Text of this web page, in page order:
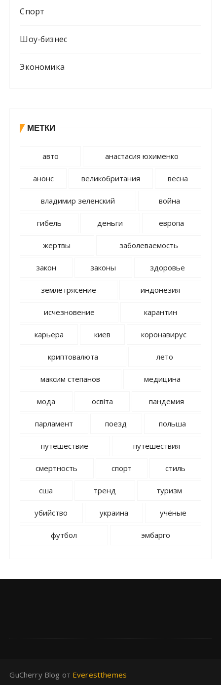
Спорт
Шоу-бизнес
Экономика
МЕТКИ
авто анастасия юхименко
анонс великобритания весна
владимир зеленский война
гибель деньги европа
жертвы заболеваемость
закон законы здоровье
землетрясение индонезия
исчезновение карантин
карьера киев коронавирус
криптовалюта лето
максим степанов медицина
мода освіта пандемия
парламент поезд польша
путешествие путешествия
смертность спорт стиль
сша тренд туризм
убийство украина учёные
футбол эмбарго
GuCherry Blog от Everestthemes